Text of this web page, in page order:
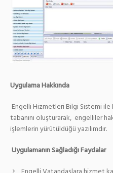
Uygulama Hakkında
Engelli Hizmetleri Bilgi Sistemi ile
tabanını oluşturarak, engelliler
işlemlerin yürütüldüğü yazılımdır.
Uygulamanın Sağladığı Faydalar